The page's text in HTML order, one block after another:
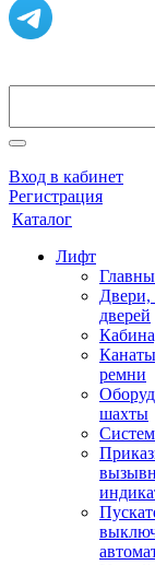
Вход в кабинет
Регистрация
Каталог
Лифт
дверей
ремни
шахты